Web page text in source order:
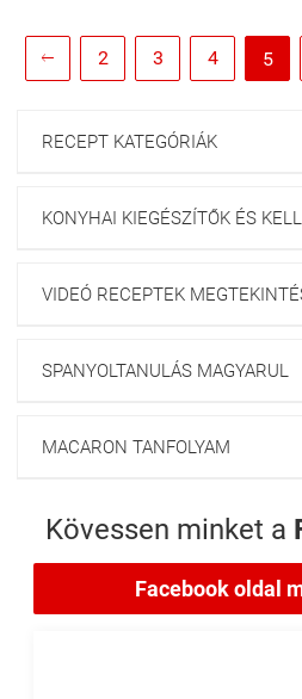
 2 3 4 5
RECEPT KATEGÓRIÁK
KONYHAI KIEGÉSZÍTŐK ÉS
VIDEÓ RECEPTEK
SPANYOLTANULÁS MAGYARUL
MACARON TANFOLYAM
Kövessen minket a
Facebook oldal